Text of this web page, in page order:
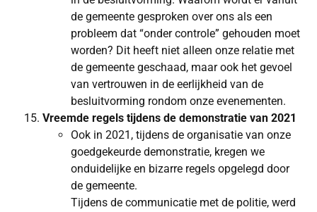
de gemeente gesproken over ons als een
probleem dat “onder controle” gehouden moet
worden? Dit heeft niet alleen onze relatie met
de gemeente geschaad, maar ook het gevoel
van vertrouwen in de eerlijkheid van de
besluitvorming rondom onze evenementen.
Vreemde regels tijdens de demonstratie van 2021
Ook in 2021, tijdens de organisatie van onze
goedgekeurde demonstratie, kregen we
onduidelijke en bizarre regels opgelegd door
de gemeente.
Tijdens de communicatie met de politie, werd